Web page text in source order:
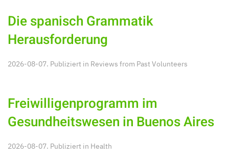
Die spanisch Grammatik
Herausforderung
2026-08-07. Publiziert in Reviews from Past Volunteers
Freiwilligenprogramm im
Gesundheitswesen in Buenos Aires
2026-08-07. Publiziert in Health